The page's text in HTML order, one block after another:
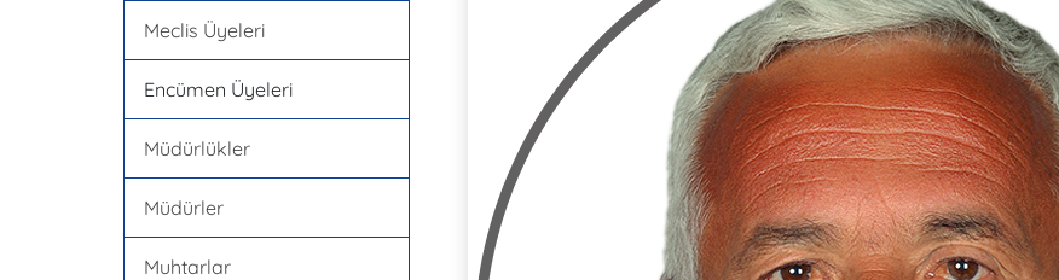
Meclis Üyeleri
Encümen Üyeleri
Müdürlükler
Müdürler
Muhtarlar